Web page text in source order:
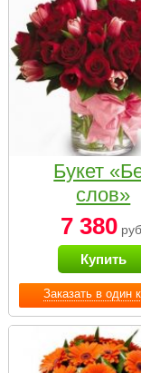
Заказать в один
Букет
слов»
7 380 руб.
Купить